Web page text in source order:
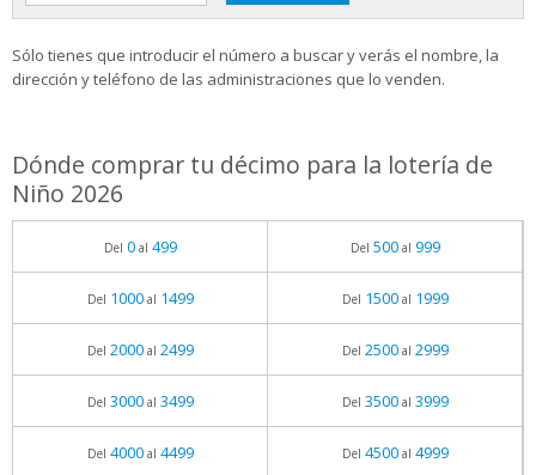
Sólo tienes que introducir el número a buscar y verás el nombre, la
dirección y teléfono de las administraciones que lo venden.
Dónde comprar tu décimo para la lotería de
Niño 2026
Del 0al 499 Del 500al 999
Del 1000al 1499 Del 1500al 1999
Del 2000al 2499 Del 2500al 2999
Del 3000al 3499 Del 3500al 3999
Del 4000al 4499 Del 4500al 4999